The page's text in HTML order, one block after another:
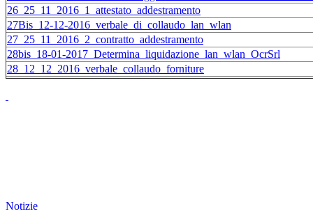
26_25_11_2016_1_attestato_addestramento
27Bis_12-12-2016_verbale_di_collaudo_lan_wlan
27_25_11_2016_2_contratto_addestramento
28bis_18-01-2017_Determina_liquidazione_lan_wlan_OcrSrl
28_12_12_2016_verbale_collaudo_forniture
Notizie